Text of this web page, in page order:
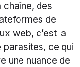
chaîne, des
de
web, c’est la
parasites, ce qui
une nuance de